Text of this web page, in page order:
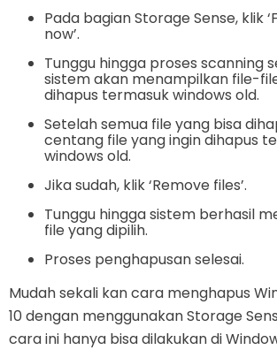
Pada bagian Storage Sense, klik
now’.
Tunggu hingga proses scanning
sistem akan menampilkan file-
dihapus termasuk windows old.
Setelah semua file yang bisa
centang file yang ingin dihapus
windows old.
Jika sudah, klik ‘Remove files’.
Tunggu hingga sistem berhasil
file yang dipilih.
Proses penghapusan selesai.
Mudah sekali kan cara menghapus
10 dengan menggunakan Storage
cara ini hanya bisa dilakukan di